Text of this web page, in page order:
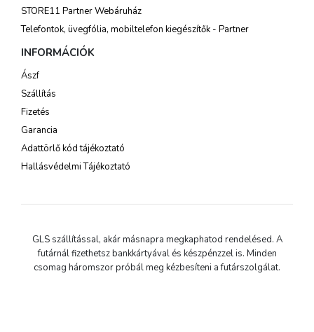
STORE11 Partner Webáruház
Telefontok, üvegfólia, mobiltelefon kiegészítők - Partner
INFORMÁCIÓK
Ászf
Szállítás
Fizetés
Garancia
Adattörlő kód tájékoztató
Hallásvédelmi Tájékoztató
GLS szállítással, akár másnapra megkaphatod rendelésed. A
futárnál fizethetsz bankkártyával és készpénzzel is. Minden
csomag háromszor próbál meg kézbesíteni a futárszolgálat.